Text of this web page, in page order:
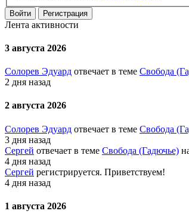
Войти Регистрация
Лента активности
3 августа 2026
Солорев Эдуард отвечает в теме Свобода
2 дня назад
2 августа 2026
Солорев Эдуард отвечает в теме Свобода
3 дня назад
Сергей отвечает в теме Свобода (Гадючье)
4 дня назад
Сергей регистрируется. Приветствуем!
4 дня назад
1 августа 2026